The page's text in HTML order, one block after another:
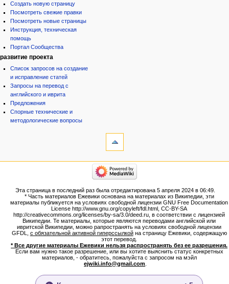
Создать новую страницу
Посмотреть свежие правки
Посмотреть новые страницы
Инструкция, техническая
помощь
Портал Сообщества
развитие проекта
Список запросов на создание
и исправление статей
Запросы на перевод с
английского и иврита
Предложения
Спорные технические и
методологические вопросы
Версия
для
Постоянная
ссылка
Сведения
о странице
категории
Народ
Проекты
Проекты/Участники/
дополнения
Публикации:Авторы
Публикации:Статьи по типу
Темы
ежевиковый куст
ЕжеВиКа,Еврейская Вики-
ЕжеВиКа-ТаНаХ
Эта страница в последний раз была отредактирована 5 апреля 2024 в 06:49.
* Часть материалов Ежевики основана на материалах из Википедии, эти
материалы публикуется на условиях свободной лицензии GNU Free Documentation
License http://www.gnu.org/copyleft/fdl.html, CC-BY-SA
http://creativecommons.org/licenses/by-sa/3.0/deed.ru, в соответствии с лицензией
Википедии. Те материалы, которые являются переводами английской или
ивритской Википедии, можно рапространять на условиях свободной лицензии
GFDL, с обязательной активной гиперссылкойна страницу Ежевики, содержащую
этот перевод.
* Все другие материалы Ежевики нельзя распространять без ее разрешения.
Если вам нужно такое разрешение, или вы хотите выяснить статус конкретных
материалов, - обратитесь, пожалуйста с запросом на мэйл
ejwiki.info@gmail.com